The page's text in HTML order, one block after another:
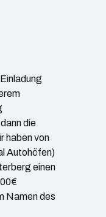
die
haben von
Autohöfen)
einen
Namen des